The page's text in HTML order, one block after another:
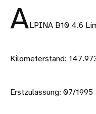
A LPINA B10 4.6
Kilometerstand:
Erstzulassung: 07/1995